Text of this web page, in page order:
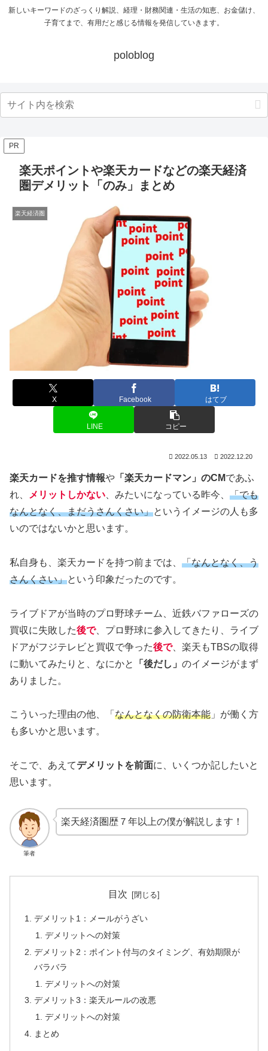
新しいキーワードのざっくり解説、経理・財務関連・生活の知恵、お金儲け、
子育てまで、有用だと感じる情報を発信していきます。
poloblog
PR
楽天ポイントや楽天カードなどの楽天経済
圏デメリット「のみ」まとめ
楽天経済圏
X Facebook はてブ
LINE コピー
2022.05.13 2022.12.20
楽天カードを推す情報や 「楽天カードマン」のCMであふ
れ、
メリットしかない 、みたいになっている昨今、 「でも
なんとなく、まだうさんくさい」というイメージの人も多
いのではないかと思います。
私自身も、楽天カードを持つ前までは、 「なんとなく、う
さんくさい」という印象だったのです。
ライブドアが当時のプロ野球チーム、近鉄バファローズの
買収に失敗した後で、プロ野球に参入してきたり、ライブ
ドアがフジテレビと買収で争った後で、楽天もTBSの取得
に動いてみたりと、なにかと
「後だし」 のイメージがまず
ありました。
こういった理由の他、「 なんとなくの防衛本能 」が働く方
も多いかと思います。
そこで、あえてデメリットを前面に、いくつか記したいと
思います。
筆者
楽天経済圏歴７年以上の僕が解説します！
目次
デメリット1：メールがうざい
デメリットへの対策
デメリット2：ポイント付与のタイミング、有効期限が
バラバラ
デメリットへの対策
デメリット3：楽天ルールの改悪
デメリットへの対策
まとめ